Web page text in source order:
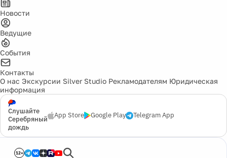
Новости
Ведущие
События
Контакты
О нас Экскурсии Silver Studio Рекламодателям Юридическая
информация
Слушайте
Серебряный
дождь
App Store Google Play Telegram App
12+